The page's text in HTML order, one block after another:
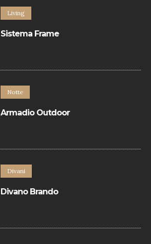
Living
Sistema Frame
accostamento di un’ampia varietà di
Notte
Armadio Outdoor
Divani
Divano Brando